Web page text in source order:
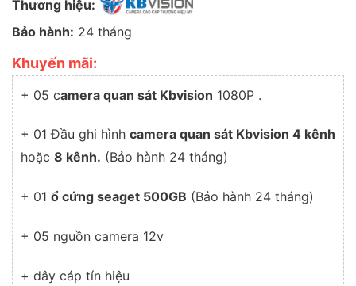
Thương hiệu:
Bảo hành: 24 tháng
Khuyến mãi:
+ 05 camera quan sát Kbvision 1080P .
+ 01 Đầu ghi hình camera quan sát Kbvision 4 kênh
hoặc 8 kênh. (Bảo hành 24 tháng)
+ 01 ổ cứng seaget 500GB (Bảo hành 24 tháng)
+ 05 nguồn camera 12v
+ dây cáp tín hiệu